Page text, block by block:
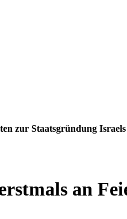
zur Staatsgründung
an